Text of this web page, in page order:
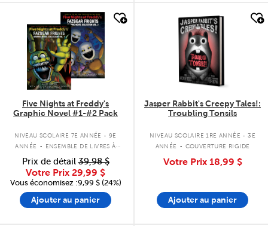
quick look
Five Nights at Freddy's
Graphic Novel #1-#2 Pack
NIVEAU SCOLAIRE 7E ANNÉE - 9E
ANNÉE . ENSEMBLE DE LIVRES À
COUVERTURE SOUPLE
Prix de détail39,98 $
Votre Prix 29,99 $
Vous économisez :9,99 $ (24%)
Ajouter au panier
quick look
Jasper Rabbit's Creepy Tales!:
Troubling Tonsils
NIVEAU SCOLAIRE 1RE ANNÉE - 3E
ANNÉE . COUVERTURE RIGIDE
Votre Prix 18,99 $
Ajouter au panier